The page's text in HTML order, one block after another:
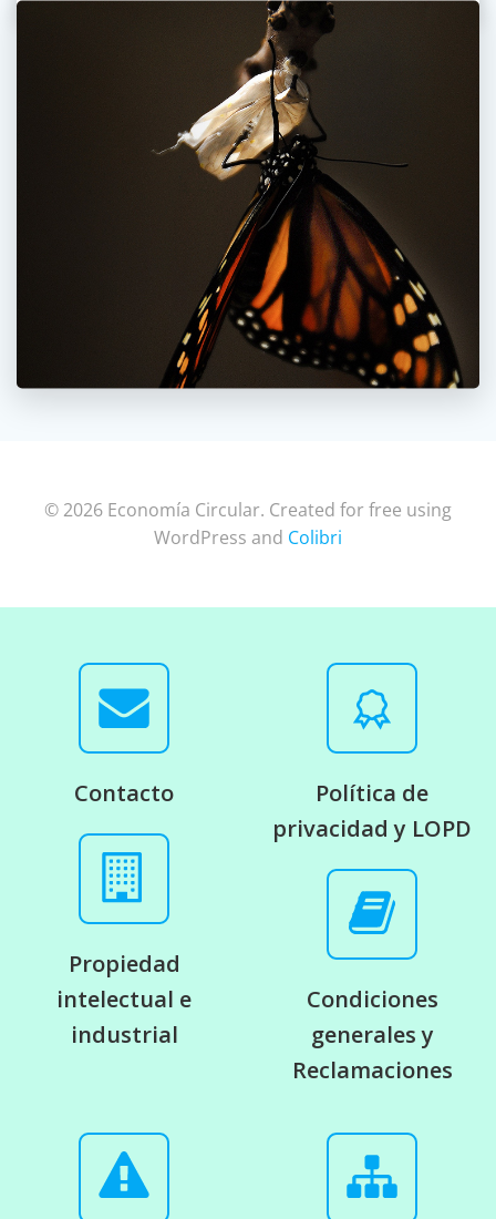
© 2026 Economía Circular. Created for free using
WordPress and Colibri
Contacto
Propiedad
intelectual e
industrial
Política de
privacidad y LOPD
Condiciones
generales y
Reclamaciones